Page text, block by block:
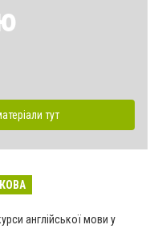
тут
англійської мови у